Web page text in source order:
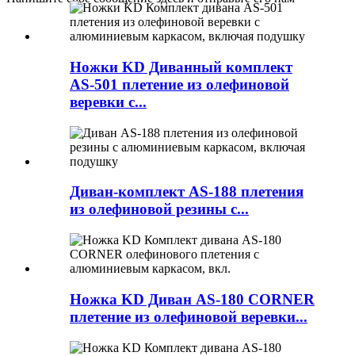
Ножки KD Диванный комплект
AS-501 плетение из олефиновой
веревки с...
Диван-комплект AS-188 плетения
из олефиновой резины с...
Ножка KD Диван AS-180 CORNER
плетение из олефиновой веревки...